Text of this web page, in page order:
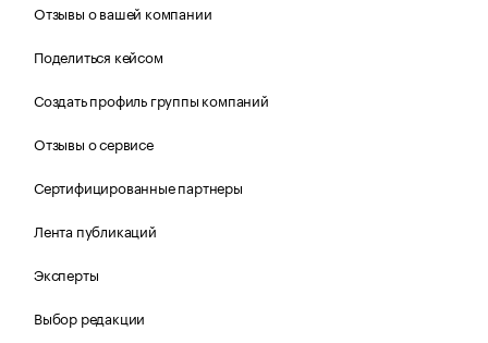
Отзывы о вашей компании
Поделиться кейсом
Создать профиль группы компаний
Отзывы о сервисе
Сертифицированные партнеры
Лента публикаций
Эксперты
Выбор редакции